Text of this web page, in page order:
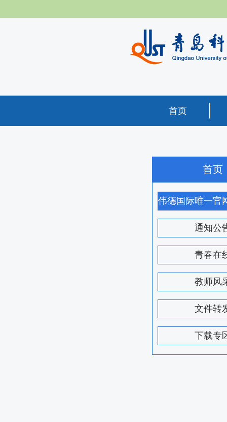
首页
首页
伟德国际唯一官
通知公
青春在
教师风
文件转
下载专